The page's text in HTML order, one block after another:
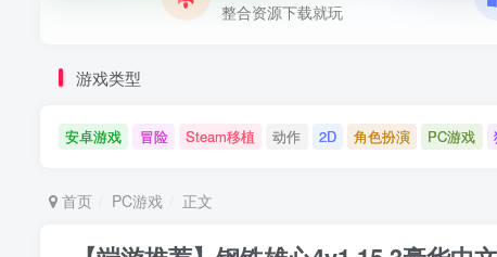
整合资源下载就玩
游戏类型
安卓游戏 冒险 Steam移植 动作 2D 角色扮演 PC游戏
首页 PC游戏 正文